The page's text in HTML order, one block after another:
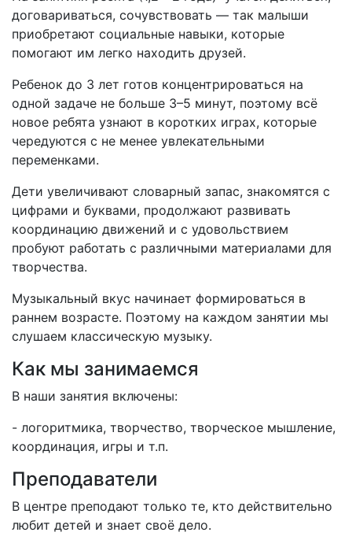
договариваться, сочувствовать — так малыши
приобретают социальные навыки, которые
помогают им легко находить друзей.
Ребенок до 3 лет готов концентрироваться на
одной задаче не больше 3–5 минут, поэтому всё
новое ребята узнают в коротких играх, которые
чередуются с не менее увлекательными
переменками.
Дети увеличивают словарный запас, знакомятся с
цифрами и буквами, продолжают развивать
координацию движений и с удовольствием
пробуют работать с различными материалами для
творчества.
Музыкальный вкус начинает формироваться в
раннем возрасте. Поэтому на каждом занятии мы
слушаем классическую музыку.
Как мы занимаемся
В наши занятия включены:
- логоритмика, творчество, творческое мышление,
координация, игры и т.п.
Преподаватели
В центре преподают только те, кто действительно
любит детей и знает своё дело.